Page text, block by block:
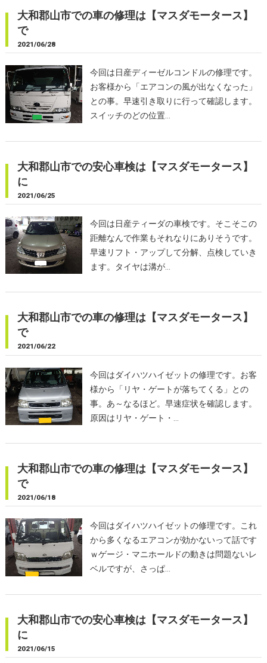
大和郡山市での車の修理は【マスダモータース】
で
2021/06/28
今回は日産ディーゼルコンドルの修理です。
お客様から「エアコンの風が出なくなった」
との事。早速引き取りに行って確認します。
スイッチのどの位置…
大和郡山市での安心車検は【マスダモータース】
に
2021/06/25
今回は日産ティーダの車検です。そこそこの
距離なんで作業もそれなりにありそうです。
早速リフト・アップして分解、点検していき
ます。タイヤは溝が…
大和郡山市での車の修理は【マスダモータース】
で
2021/06/22
今回はダイハツハイゼットの修理です。お客
様から「リヤ・ゲートが落ちてくる」との
事。あ～なるほど。早速症状を確認します。
原因はリヤ・ゲート・…
大和郡山市での車の修理は【マスダモータース】
で
2021/06/18
今回はダイハツハイゼットの修理です。これ
から多くなるエアコンが効かないって話です
ｗゲージ・マニホールドの動きは問題ないレ
ベルですが、さっぱ…
大和郡山市での安心車検は【マスダモータース】
に
2021/06/15